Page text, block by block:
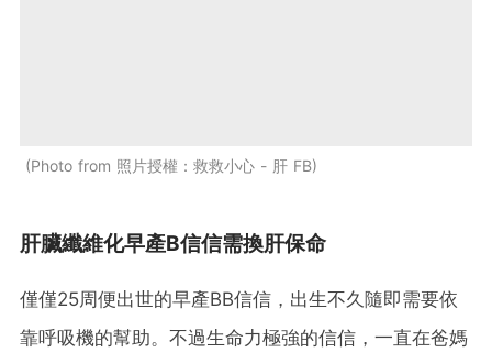
Photo from 照片授權：救救小心 - 肝 FB
肝臟纖維化早產B信信需換肝保命
僅僅25周便出世的早產BB信信，出生不久隨即需要依
靠呼吸機的幫助。不過生命力極強的信信，一直在爸媽